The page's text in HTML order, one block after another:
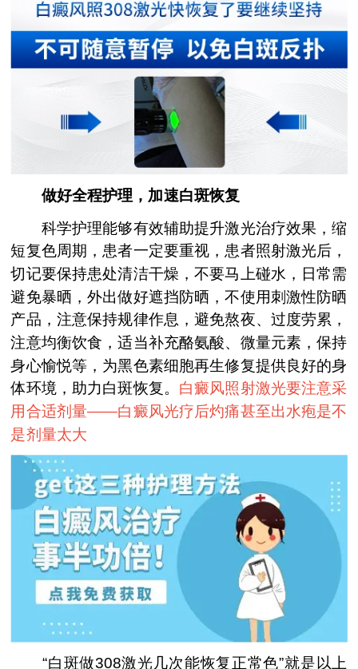
做好全程护理，加速白斑恢复
科学护理能够有效辅助提升激光治疗效果，缩
短复色周期，患者一定要重视，患者照射激光后，
切记要保持患处清洁干燥，不要马上碰水，日常需
避免暴晒，外出做好遮挡防晒，不使用刺激性防晒
产品，注意保持规律作息，避免熬夜、过度劳累，
注意均衡饮食，适当补充酪氨酸、微量元素，保持
身心愉悦等，为黑色素细胞再生修复提供良好的身
体环境，助力白斑恢复。 白癜风照射激光要注意采
用合适剂量——白癜风光疗后灼痛甚至出水疱是不
是剂量太大
“白斑做308激光几次能恢复正常色”就是以上